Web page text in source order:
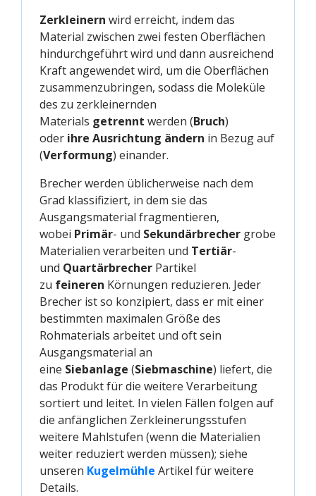
Zerkleinern wird erreicht, indem das
Material zwischen zwei festen Oberflächen
hindurchgeführt wird und dann ausreichend
Kraft angewendet wird, um die Oberflächen
zusammenzubringen, sodass die Moleküle
des zu zerkleinernden
Materials getrennt werden (Bruch)
oder ihre Ausrichtung ändern in Bezug auf
(Verformung) einander.
Brecher werden üblicherweise nach dem
Grad klassifiziert, in dem sie das
Ausgangsmaterial fragmentieren,
wobei Primär- und Sekundärbrecher grobe
Materialien verarbeiten und Tertiär-
und Quartärbrecher Partikel
zu feineren Körnungen reduzieren. Jeder
Brecher ist so konzipiert, dass er mit einer
bestimmten maximalen Größe des
Rohmaterials arbeitet und oft sein
Ausgangsmaterial an
eine Siebanlage (Siebmaschine) liefert, die
das Produkt für die weitere Verarbeitung
sortiert und leitet. In vielen Fällen folgen auf
die anfänglichen Zerkleinerungsstufen
weitere Mahlstufen (wenn die Materialien
weiter reduziert werden müssen); siehe
unseren Kugelmühle Artikel für weitere
Details.